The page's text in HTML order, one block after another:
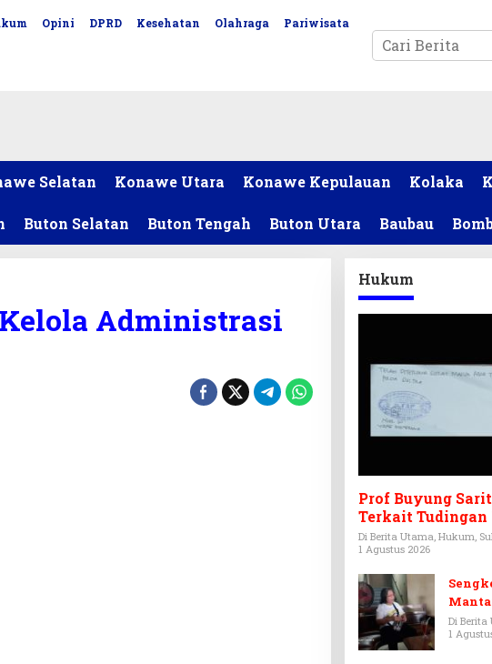
Opini DPRD Kesehatan Olahraga Pariwisata
Selatan Konawe Utara Konawe Kepulauan Kolaka
Buton Selatan Buton Tengah Buton Utara Baubau
Administrasi
Hukum
Prof Buyung
Terkait
Ditagih Utang
Di Berita Utama, Hukum,
1 Agustus 2026
143/
Di Berita
1